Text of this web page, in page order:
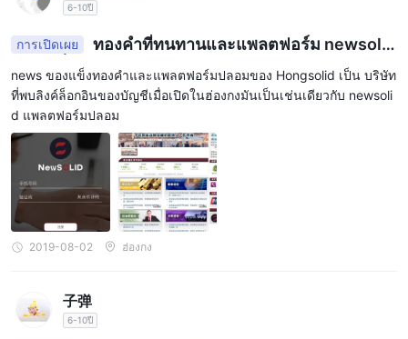
6-10ปี
การเปิดเผย
ทองคำที่ทนทานและแพลตฟอร์ม newsolid
ปลอมเป็นครอบครัว
news ของแข็งทองคำและแพลตฟอร์มปลอมของ Hongsolid เป็น บริษัท
ที่พบลิงค์ล็อกอินของบัญชีเมื่อเปิดในฮ่องกงมันเป็นเช่นเดียวกับ newsoli
d แพลตฟอร์มปลอม
2019-08-02 ฮ่องกง
子弹
6-10ปี